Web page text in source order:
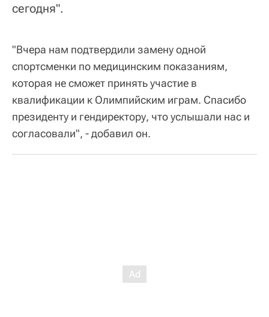
сегодня".
"Вчера нам подтвердили замену одной
спортсменки по медицинским показаниям,
которая не сможет принять участие в
квалификации к Олимпийским играм. Спасибо
президенту и гендиректору, что услышали нас и
согласовали", - добавил он.